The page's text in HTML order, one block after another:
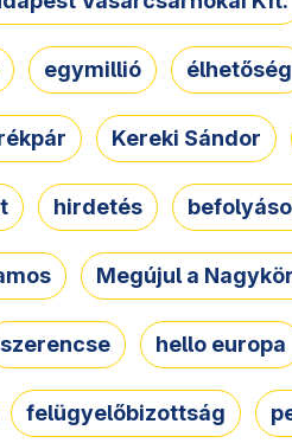
egymillió élhetőség
Kereki Sándor
hirdetés
Megújul a
szerencse hello europa
felügyelőbizottság